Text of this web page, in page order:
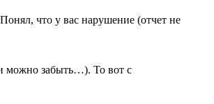
что у вас нарушение (отчет не
можно забыть…). То вот с